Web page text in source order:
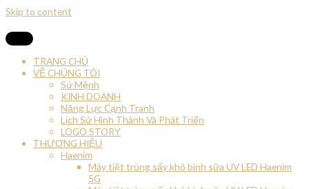
Skip to content
TRANG CHỦ
VỀ CHÚNG TÔI
Sứ Mệnh
KINH DOANH
Năng Lực Cạnh Tranh
Lịch Sử Hình Thành Và Phát Triển
LOGO STORY
THƯƠNG HIỆU
Haenim
Máy tiệt trùng sấy khô bình sữa UV LED Haenim
5G